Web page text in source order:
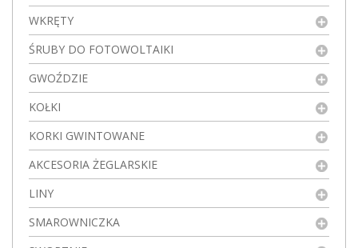
WKRĘTY
ŚRUBY DO FOTOWOLTAIKI
GWOŹDZIE
KOŁKI
KORKI GWINTOWANE
AKCESORIA ŻEGLARSKIE
LINY
SMAROWNICZKA